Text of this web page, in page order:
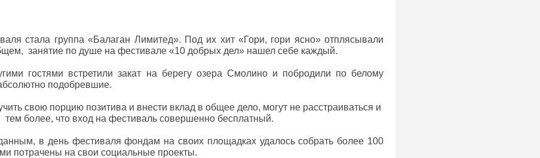
стала группа «Балаган Лимитед». Под их хит «Гори, гори ясно» отплясывали
занятие по душе на фестивале «10 добрых дел» нашел себе каждый.
гостями встретили закат на берегу озера Смолино и побродили по белому
подобревшие.
свою порцию позитива и внести вклад в общее дело, могут не расстраиваться и
тем более, что вход на фестиваль совершенно бесплатный.
в день фестиваля фондам на своих площадках удалось собрать более 100
потрачены на свои социальные проекты.